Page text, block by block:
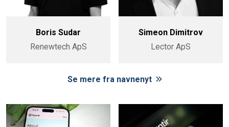
Boris Sudar
Renewtech ApS
Simeon Dimitrov
Lector ApS
Se mere fra navnenyt